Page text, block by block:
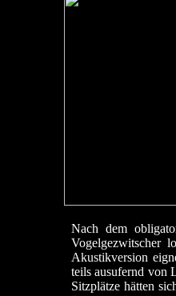
Nach dem
Vogelgezwitscher
Akustikversion
teils ausufernd von
Sitzplätze hätten